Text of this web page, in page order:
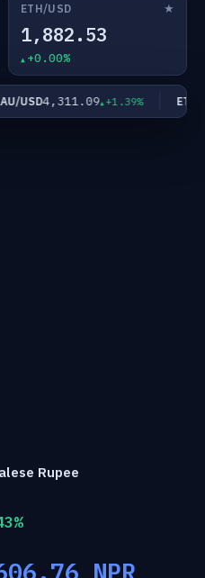
ETH/USD ★
1,882.53
+0.00%
USD4,311.09 +1.39% ETH/
Rupee
NPR